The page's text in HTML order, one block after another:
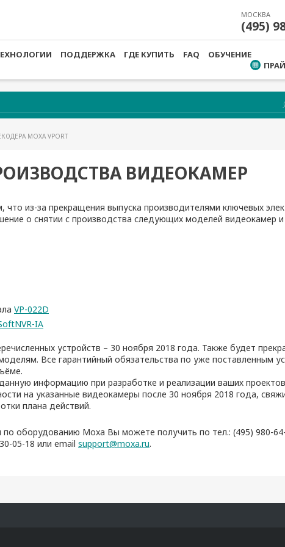
МОСКВА
(495)
ПОДДЕРЖКА ГДЕ КУПИТЬ FAQ
ОБУЧЕНИЕ
MOXA VPORT
ВИДЕОКАМЕР
что из-за прекращения выпуска производителями ключевых
о снятии с производства следующих моделей видеокамер
VP-022D
IA
устройств – 30 ноября 2018 года. Также будет
Все гарантийный обязательства по уже поставленным
информацию при разработке и реализации ваших
на указанные видеокамеры после 30 ноября 2018 года,
плана действий.
по оборудованию Moxa Вы можете получить по тел.: (495) 980-
05-18 или email support@moxa.ru.